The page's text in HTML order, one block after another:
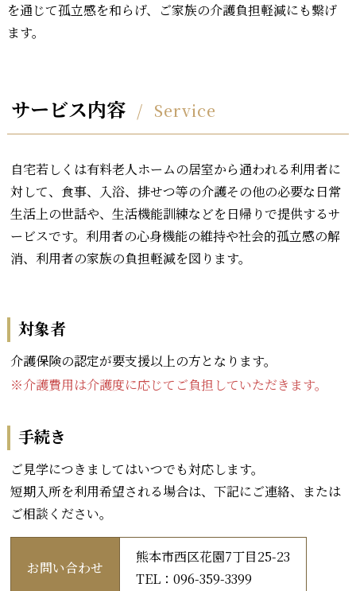
を通じて孤立感を和らげ、ご家族の介護負担軽減にも繋げ
ます。
サービス内容 Service
自宅若しくは有料老人ホームの居室から通われる利用者に
対して、食事、入浴、排せつ等の介護その他の必要な日常
生活上の世話や、生活機能訓練などを日帰りで提供するサ
ービスです。利用者の心身機能の維持や社会的孤立感の解
消、利用者の家族の負担軽減を図ります。
対象者
介護保険の認定が要支援以上の方となります。
※介護費用は介護度に応じてご負担していただきます。
手続き
ご見学につきましてはいつでも対応します。
短期入所を利用希望される場合は、下記にご連絡、または
ご相談ください。
お問い合わせ
熊本市西区花園7丁目25-23
TEL：096-359-3399